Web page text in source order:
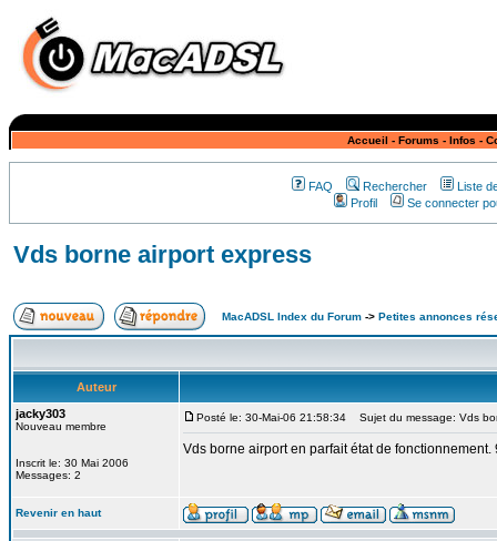
Accueil - Forums - Infos -
FAQ Rechercher
Liste
Profil
Se connecter
Vds borne airport express
MacADSL Index du Forum -> Petites annonces
Auteur
jacky303
Nouveau membre
Inscrit le: 30 Mai 2006
Messages: 2
Posté le: 30-Mai-06 21:58:34 Sujet du message: Vds
Vds borne airport en parfait état de
Revenir en haut